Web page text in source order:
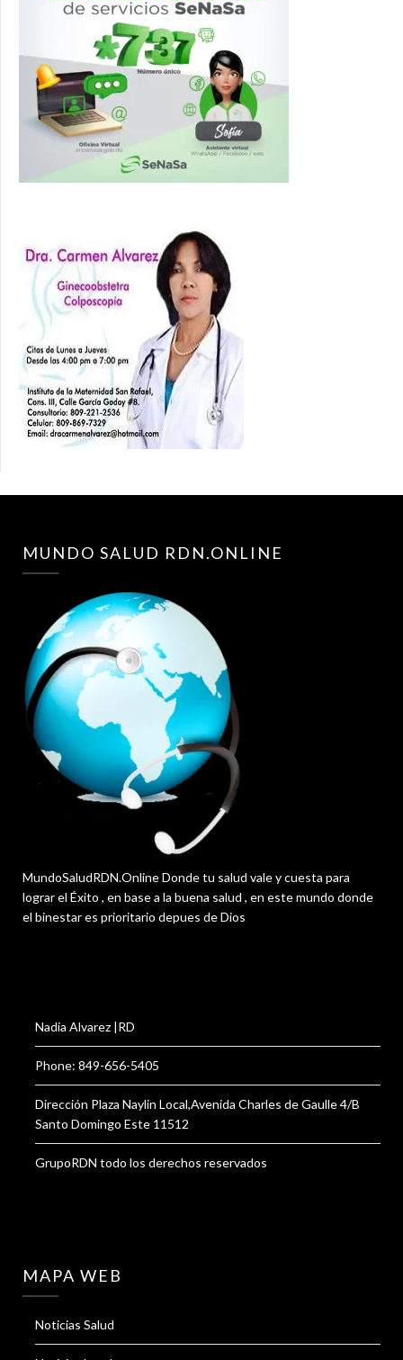
MUNDO SALUD RDN.ONLINE
MundoSaludRDN.Online Donde tu salud vale y cuesta para
lograr el Éxito , en base a la buena salud , en este mundo donde
el binestar es prioritario depues de Dios
Nadia Alvarez |RD
Phone: 849-656-5405
Dirección Plaza Naylin Local,Avenida Charles de Gaulle 4/B
Santo Domingo Este 11512
GrupoRDN todo los derechos reservados
MAPA WEB
Noticias Salud